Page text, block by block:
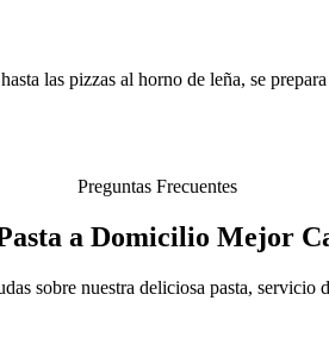
las pizzas al horno de leña, se
Preguntas Frecuentes
a Domicilio Mejor
sobre nuestra deliciosa pasta, servicio